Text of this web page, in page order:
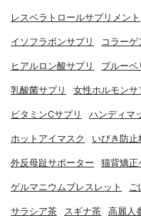
レスベラトロールサプリメント
イソフラボンサプリ コラーゲ
ヒアルロン酸サプリ ブルーベ
乳酸菌サプリ 女性ホルモンサ
ビタミンCサプリ ハンディマ
ホットアイマスク いびき防止
外反母趾サポーター 猫背矯正
ゲルマニウムブレスレット ご
サラシア茶 スギナ茶 高麗人